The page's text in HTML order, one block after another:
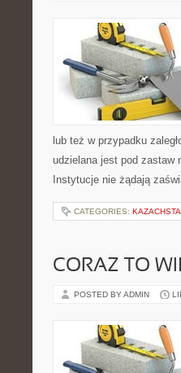
lub też w przypadku
udzielana jest pod zastaw
Instytucje nie żądają
CATEGORIES:
CORAZ TO
POSTED BY ADMIN